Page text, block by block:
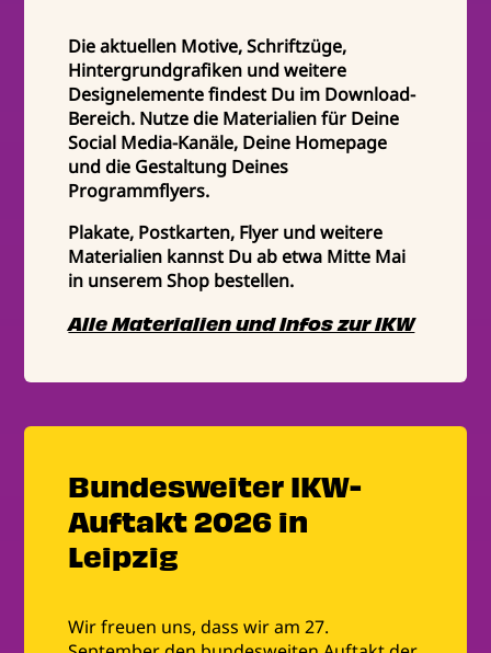
Die aktuellen Motive, Schriftzüge,
Hintergrundgrafiken und weitere
Designelemente findest Du im Download-
Bereich. Nutze die Materialien für Deine
Social Media-Kanäle, Deine Homepage
und die Gestaltung Deines
Programmflyers.
Plakate, Postkarten, Flyer und weitere
Materialien kannst Du ab etwa Mitte Mai
in unserem Shop bestellen.
Alle Materialien und Infos zur IKW
Bundesweiter IKW-
Auftakt 2026 in
Leipzig
Wir freuen uns, dass wir am 27.